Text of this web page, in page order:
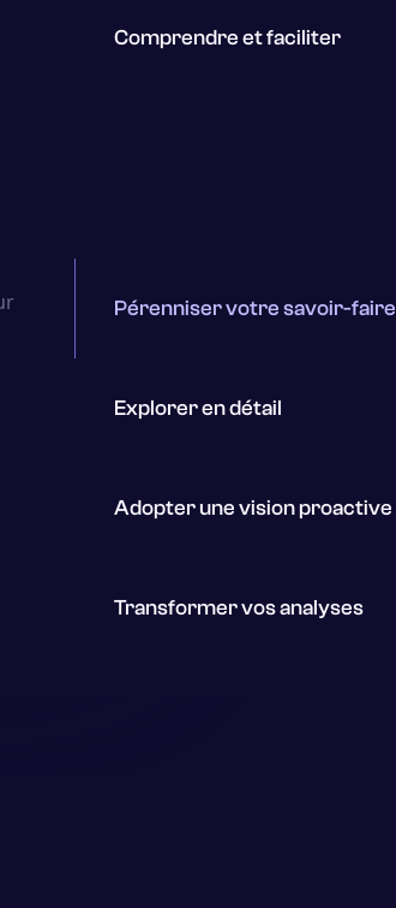
Comprendre et faciliter
Pérenniser votre savoir-faire
Explorer en détail
Adopter une vision proactive
Transformer vos analyses